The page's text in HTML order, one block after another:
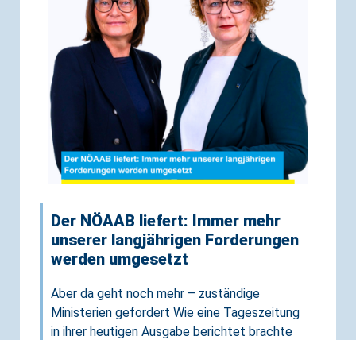
Der NÖAAB liefert: Immer mehr
unserer langjährigen Forderungen
werden umgesetzt
Aber da geht noch mehr – zuständige
Ministerien gefordert Wie eine Tageszeitung
in ihrer heutigen Ausgabe berichtet brachte